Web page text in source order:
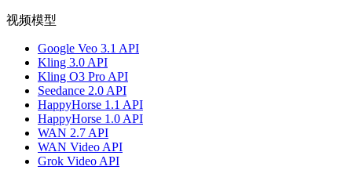
视频模型
Google Veo 3.1 API
Kling 3.0 API
Kling O3 Pro API
Seedance 2.0 API
HappyHorse 1.1 API
HappyHorse 1.0 API
WAN 2.7 API
WAN Video API
Grok Video API